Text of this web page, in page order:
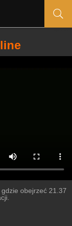
obejrzeć 21.37